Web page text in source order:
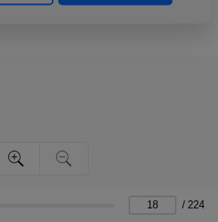
/ 224